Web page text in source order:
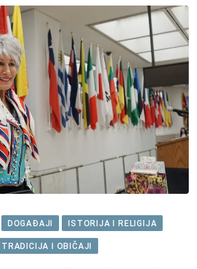
DOGAĐAJI ISTORIJA I RELIGIJA
TRADICIJA I OBIČAJI